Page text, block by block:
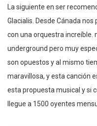
La siguiente en ser
Glacialis. Desde Cánada
con una orquestra increíble.
underground pero muy
son opuestos y al mismo
maravillosa, y esta canción
esta propuesta musical y si
llegue a 1500 oyentes